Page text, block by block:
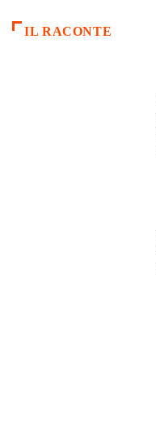
IL RACONTE